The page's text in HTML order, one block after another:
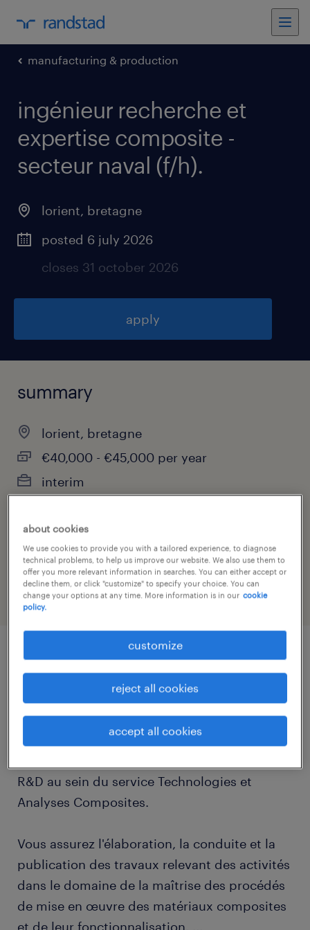
manufacturing & production
ingénieur recherche et
expertise composite -
secteur naval (f/h).
lorient, bretagne
posted 6 july 2026
closes 31 october 2026
apply
summary
lorient, bretagne
€40,000 - €45,000 per year
interim
job category
manufacturing & production
job details
descriptif du poste
R&D au sein du service Technologies et
Analyses Composites.
Vous assurez l'élaboration, la conduite et la
publication des travaux relevant des activités
dans le domaine de la maîtrise des procédés
de mise en œuvre des matériaux composites
et de leur fonctionnalisation. ...
about cookies
We use cookies to provide you with a tailored experience, to diagnose
technical problems, to help us improve our website. We also use them to
offer you more relevant information in searches. You can either accept or
decline them, or click "customize" to specify your choice. You can
change your options at any time. More information is in our cookie
policy.
customize
reject all cookies
accept all cookies